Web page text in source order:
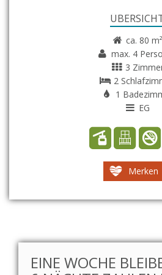
ca. 80 m²
max. 4
3
2
1
EG
Merken
EINE WOCHE